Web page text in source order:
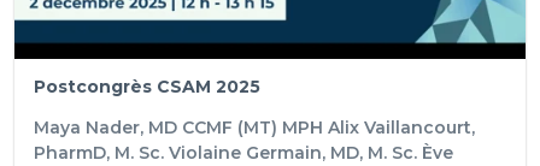
Postcongrès CSAM 2025
Maya Nader, MD CCMF (MT) MPH Alix Vaillancourt,
PharmD, M. Sc. Violaine Germain, MD, M. Sc. Ève